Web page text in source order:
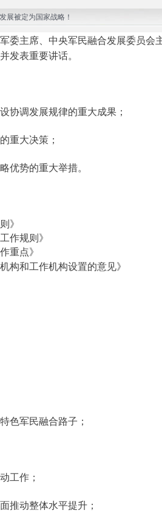
展被定为国家战略！
委主席、中央军民融合发展委员
发表重要讲话。
协调发展规律的重大成果；
重大决策；
优势的重大举措。
》
作规则》
重点》
构和工作机构设置的意见》
色军民融合路子；
工作；
推动整体水平提升；